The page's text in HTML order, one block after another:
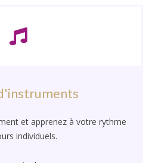
et apprenez à votre rythme
individuels.